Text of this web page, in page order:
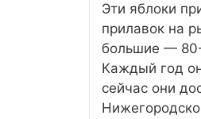
Эти яблоки
прилавок на
большие —
Каждый год
сейчас они